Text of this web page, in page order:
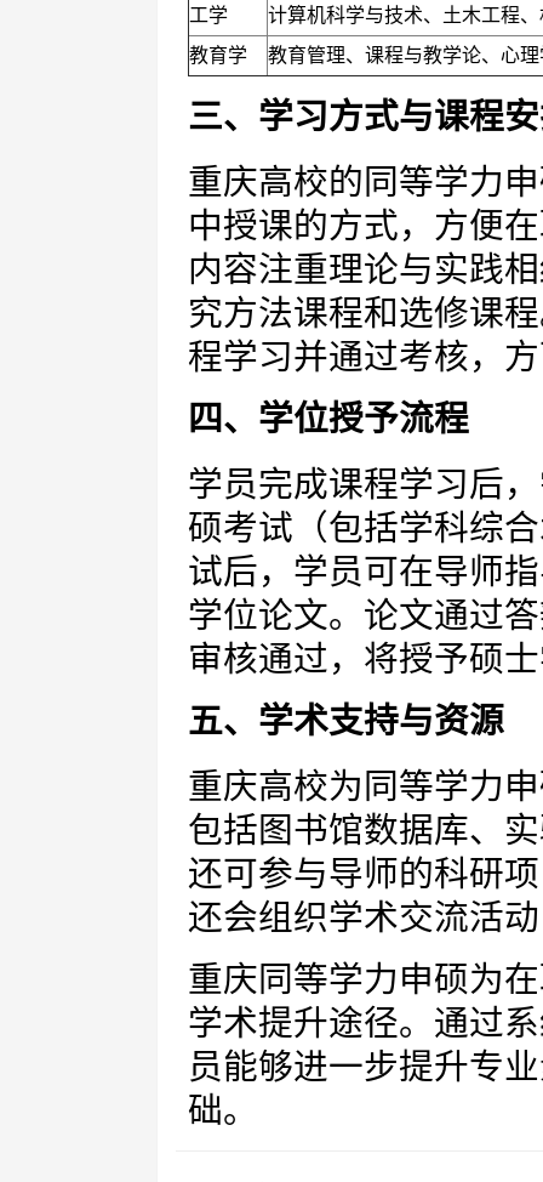
工学
计算机科学与技术、土木工程
教育学
教育管理、课程与教学论、心理
三、学习方式与课程
重庆高校的同等学力
中授课的方式，方便
内容注重理论与实践
究方法课程和选修课
程学习并通过考核，
四、学位授予流程
学员完成课程学习后
硕考试（包括学科综
试后，学员可在导师
学位论文。论文通过
审核通过，将授予硕
五、学术支持与资源
重庆高校为同等学力
包括图书馆数据库、
还可参与导师的科研
还会组织学术交流活
重庆同等学力申硕为
学术提升途径。通过
员能够进一步提升专
础。